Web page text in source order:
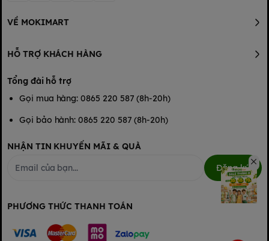
VỀ MOKIMART
HỖ TRỢ KHÁCH HÀNG
Tổng đài hỗ trợ
Gọi mua hàng: 0865 220 587 (8h-20h)
Gọi bảo hành: 0865 220 587 (8h-20h)
NHẬN TIN KHUYẾN MÃI & QUÀ
Đăng ký
PHƯƠNG THỨC THANH TOÁN